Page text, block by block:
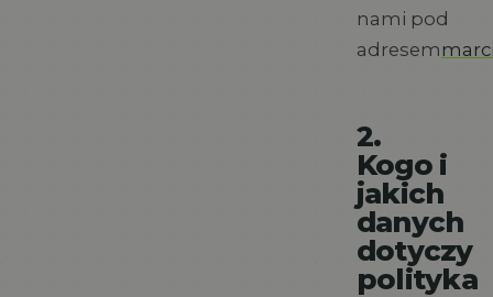
nami pod
adresem
2.
Kogo i
jakich
danych
dotyczy
polityka